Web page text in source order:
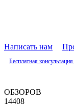
Написать нам
Бесплатная
ОБЗОРОВ
14408